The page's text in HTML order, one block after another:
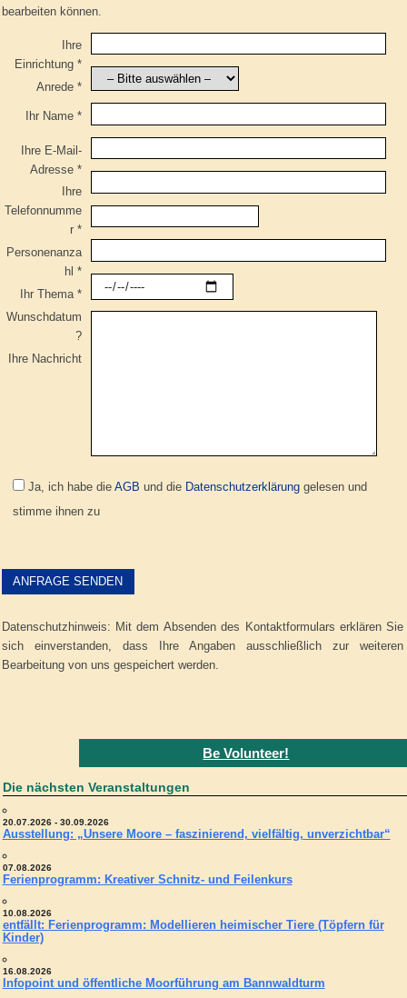
bearbeiten können.
Ihre
Einrichtung *
Anrede *
Ihr Name *
Ihre E-Mail-
Adresse *
Ihre
Telefonnumme
r *
Personenanza
hl *
Ihr Thema *
Wunschdatum
?
Ihre Nachricht
Ja, ich habe dieAGB und die Datenschutzerklärung gelesen und
stimme ihnen zu
Bitte lasse dieses Feld leer.
Datenschutzhinweis: Mit dem Absenden des Kontaktformulars erklären Sie
sich einverstanden, dass Ihre Angaben ausschließlich zur weiteren
Bearbeitung von uns gespeichert werden.
Be Volunteer!
Die nächsten Veranstaltungen
20.07.2026 - 30.09.2026
Ausstellung: „Unsere Moore – faszinierend, vielfältig, unverzichtbar“
07.08.2026
Ferienprogramm: Kreativer Schnitz- und Feilenkurs
10.08.2026
entfällt: Ferienprogramm: Modellieren heimischer Tiere (Töpfern für
Kinder)
16.08.2026
Infopoint und öffentliche Moorführung am Bannwaldturm